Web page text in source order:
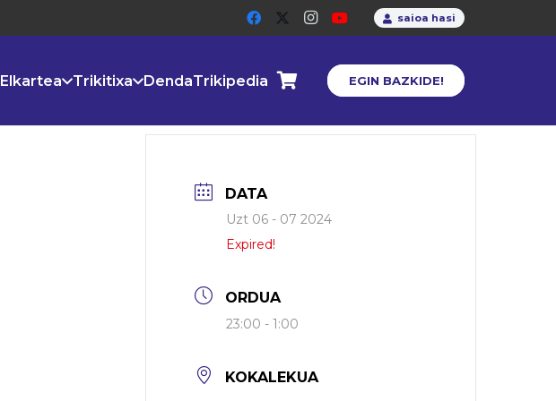
saioa hasi
Elkartea Trikitixa DendaTrikipedia EGIN BAZKIDE!
DATA
Uzt 06 - 07 2024
Expired!
ORDUA
23:00 - 1:00
KOKALEKUA